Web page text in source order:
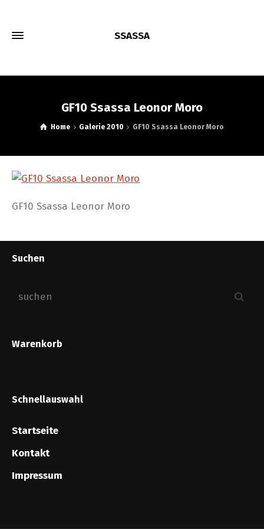
SSASSA
GF10 Ssassa Leonor Moro
Home Galerie 2010 GF10 Ssassa Leonor Moro
GF10 Ssassa Leonor Moro
Suchen
Warenkorb
Schnellauswahl
Startseite
Kontakt
Impressum